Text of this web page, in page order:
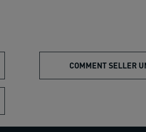
COMMENT SELLER